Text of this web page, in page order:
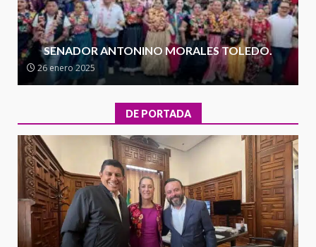
5
Sanciona Municipio de Oaxaca
de Juárez caso de maltrato
animal tras denuncia ciudadana
16 julio 2026
6
Detienen a Ernesto Ruffo en Baja
California; FGR lo investiga por
presuntos delitos de
contrabando
16 julio 2026
7
Sin paso carretera Oaxaca-
Cuacnopalan
26 junio 2026
SENADOR ANTONINO MORALES TOLEDO.
26 enero 2025
DE PORTADA